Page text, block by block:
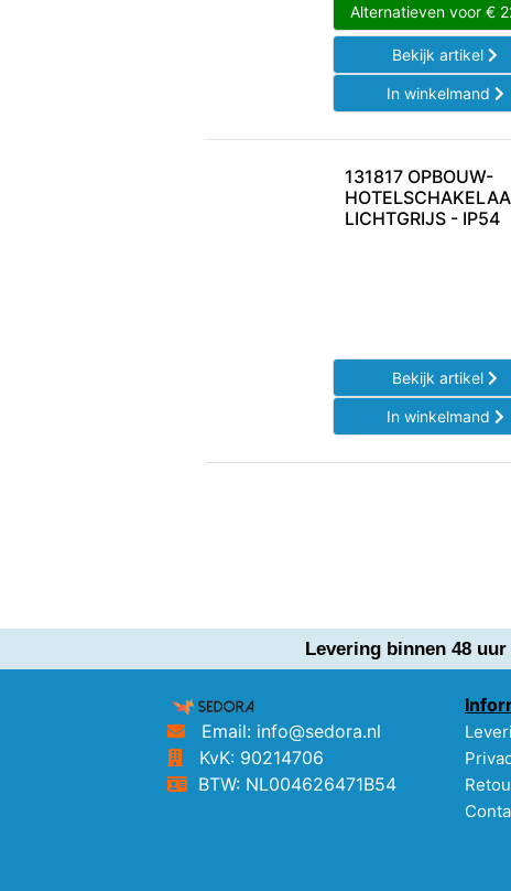
Alternatieven voor €
Bekijk artikel
In winkelmand
131817 OPBOUW-
LICHTGRIJS - IP54
Bekijk artikel
In winkelmand
Levering binnen 48
Email: info@sedora.nl
KvK: 90214706
BTW: NL004626471B54